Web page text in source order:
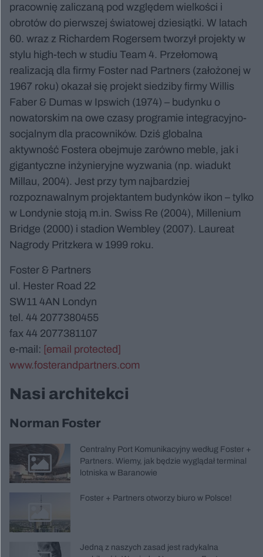
pracownię zaliczaną pod względem wielkości i
obrotów do pierwszej światowej dziesiątki. W latach
60. wraz z Richardem Rogersem tworzył projekty w
stylu high-tech w studiu Team 4. Przełomową
realizacją dla firmy Foster nad Partners (założonej w
1967 roku) okazał się projekt siedziby firmy Willis
Faber & Dumas w Ipswich (1974) – budynku o
nowatorskim na owe czasy programie integracyjno-
socjalnym dla pracowników. Dziś globalna
aktywność Fostera obejmuje zarówno meble, jak i
gigantyczne inżynieryjne wyzwania (np. wiadukt
Millau, 2004). Jest przy tym najbardziej
rozpoznawalnym projektantem budynków ikon – tylko
w Londynie stoją m.in. Swiss Re (2004), Millenium
Bridge (2000) i stadion Wembley (2007). Laureat
Nagrody Pritzkera w 1999 roku.
Foster & Partners
ul. Hester Road 22
SW11 4AN Londyn
tel. 44 2077380455
fax 44 2077381107
e-mail: [email protected]
www.fosterandpartners.com
Nasi architekci
Norman Foster
Centralny Port Komunikacyjny według Foster +
Partners. Wiemy, jak będzie wyglądał terminal
lotniska w Baranowie
Foster + Partners otworzy biuro w Polsce!
Jedną z naszych zasad jest radykalna